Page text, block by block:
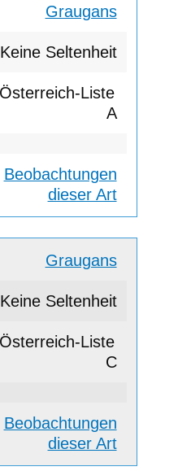
Graugans
Keine Seltenheit
A
Beobachtungen
dieser Art
Graugans
Keine Seltenheit
C
Beobachtungen
dieser Art